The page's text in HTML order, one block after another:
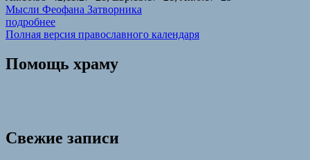
Мысли Феофана Затворника
подробнее
Полная версия православного календаря
Помощь храму
Свежие записи